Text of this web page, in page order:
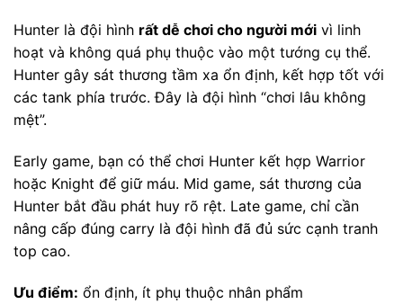
Hunter là đội hình rất dễ chơi cho người mới vì linh
hoạt và không quá phụ thuộc vào một tướng cụ thể.
Hunter gây sát thương tầm xa ổn định, kết hợp tốt với
các tank phía trước. Đây là đội hình “chơi lâu không
mệt”.
Early game, bạn có thể chơi Hunter kết hợp Warrior
hoặc Knight để giữ máu. Mid game, sát thương của
Hunter bắt đầu phát huy rõ rệt. Late game, chỉ cần
nâng cấp đúng carry là đội hình đã đủ sức cạnh tranh
top cao.
Ưu điểm: ổn định, ít phụ thuộc nhân phẩm